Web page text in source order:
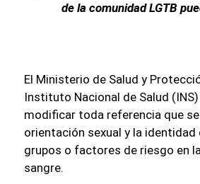
de la comunidad LGTB
El Ministerio de Salud y
Instituto Nacional de Salud
modificar toda referencia que
orientación sexual y la identidad
grupos o factores de riesgo en
sangre.